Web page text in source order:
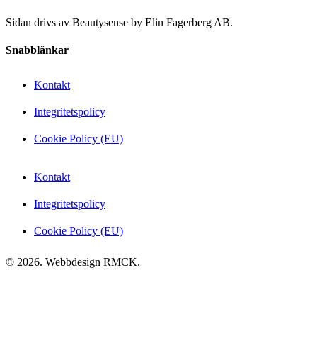
Sidan drivs av Beautysense by Elin Fagerberg AB.
Snabblänkar
Kontakt
Integritetspolicy
Cookie Policy (EU)
Kontakt
Integritetspolicy
Cookie Policy (EU)
© 2026. Webbdesign RMCK.